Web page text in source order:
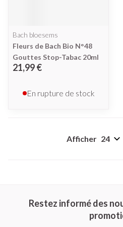
Bach bloesems
Fleurs de Bach Bio N°48
Gouttes Stop-Tabac 20ml
21,99 €
En rupture de stock
Afficher
Restez informé des